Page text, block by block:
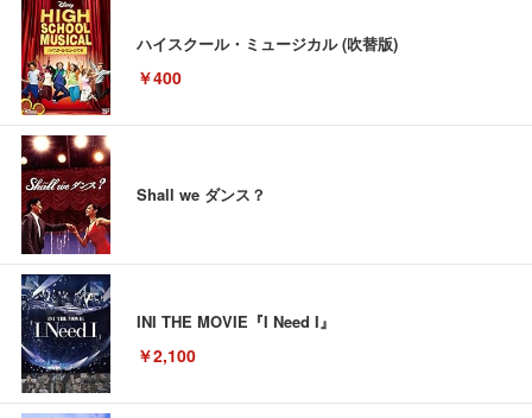
ハイスクール・ミュージカル (吹替版)
￥400
Shall we ダンス？
INI THE MOVIE『I Need I』
￥2,100